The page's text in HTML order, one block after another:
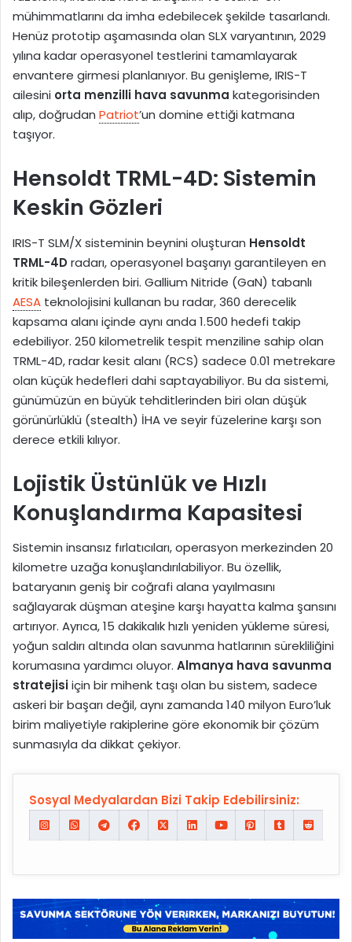
mühimmatlarını da imha edebilecek şekilde tasarlandı.
Henüz prototip aşamasında olan SLX varyantının, 2029
yılına kadar operasyonel testlerini tamamlayarak
envantere girmesi planlanıyor. Bu genişleme, IRIS-T
ailesini orta menzilli hava savunma kategorisinden
alıp, doğrudan Patriot’un domine ettiği katmana
taşıyor.
Hensoldt TRML-4D: Sistemin
Keskin Gözleri
IRIS-T SLM/X sisteminin beynini oluşturan Hensoldt
TRML-4Dradarı, operasyonel başarıyı garantileyen en
kritik bileşenlerden biri. Gallium Nitride (GaN) tabanlı
AESA teknolojisini kullanan bu radar, 360 derecelik
kapsama alanı içinde aynı anda 1.500 hedefi takip
edebiliyor. 250 kilometrelik tespit menziline sahip olan
TRML-4D, radar kesit alanı (RCS) sadece 0.01 metrekare
olan küçük hedefleri dahi saptayabiliyor. Bu da sistemi,
günümüzün en büyük tehditlerinden biri olan düşük
görünürlüklü (stealth) İHA ve seyir füzelerine karşı son
derece etkili kılıyor.
Lojistik Üstünlük ve Hızlı
Konuşlandırma Kapasitesi
Sistemin insansız fırlatıcıları, operasyon merkezinden 20
kilometre uzağa konuşlandırılabiliyor. Bu özellik,
bataryanın geniş bir coğrafi alana yayılmasını
sağlayarak düşman ateşine karşı hayatta kalma şansını
artırıyor. Ayrıca, 15 dakikalık hızlı yeniden yükleme süresi,
yoğun saldırı altında olan savunma hatlarının sürekliliğini
korumasına yardımcı oluyor. Almanya hava savunma
stratejisiiçin bir mihenk taşı olan bu sistem, sadece
askeri bir başarı değil, aynı zamanda 140 milyon Euro’luk
birim maliyetiyle rakiplerine göre ekonomik bir çözüm
sunmasıyla da dikkat çekiyor.
Sosyal Medyalardan Bizi Takip Edebilirsiniz: